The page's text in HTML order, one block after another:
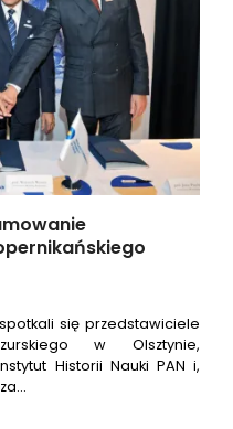
się przedstawiciele
w Olsztynie,
Historii Nauki PAN i,